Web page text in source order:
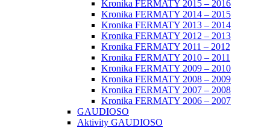
Kronika FERMATY 2015 – 2016
Kronika FERMATY 2014 – 2015
Kronika FERMATY 2013 – 2014
Kronika FERMATY 2012 – 2013
Kronika FERMATY 2011 – 2012
Kronika FERMATY 2010 – 2011
Kronika FERMATY 2009 – 2010
Kronika FERMATY 2008 – 2009
Kronika FERMATY 2007 – 2008
Kronika FERMATY 2006 – 2007
GAUDIOSO
Aktivity GAUDIOSO